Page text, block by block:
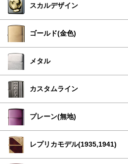
スカルデザイン
ゴールド(金色)
メタル
カスタムライン
プレーン(無地)
レプリカモデル(1935,1941)